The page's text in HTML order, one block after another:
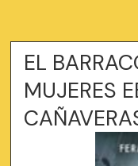
EL
MUJERES